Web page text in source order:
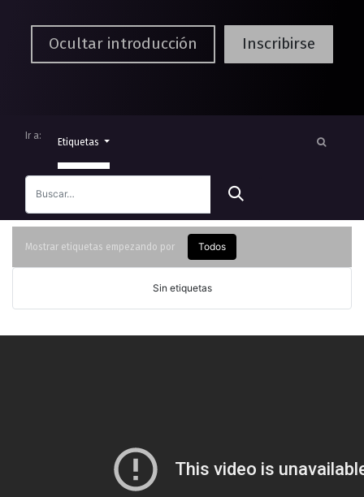
Ocultar introducción Inscribirse
Ir a:
Etiquetas
Mostrar etiquetas empezando por Todos
Sin etiquetas